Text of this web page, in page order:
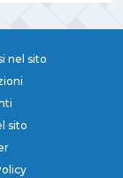
nel sito
sito